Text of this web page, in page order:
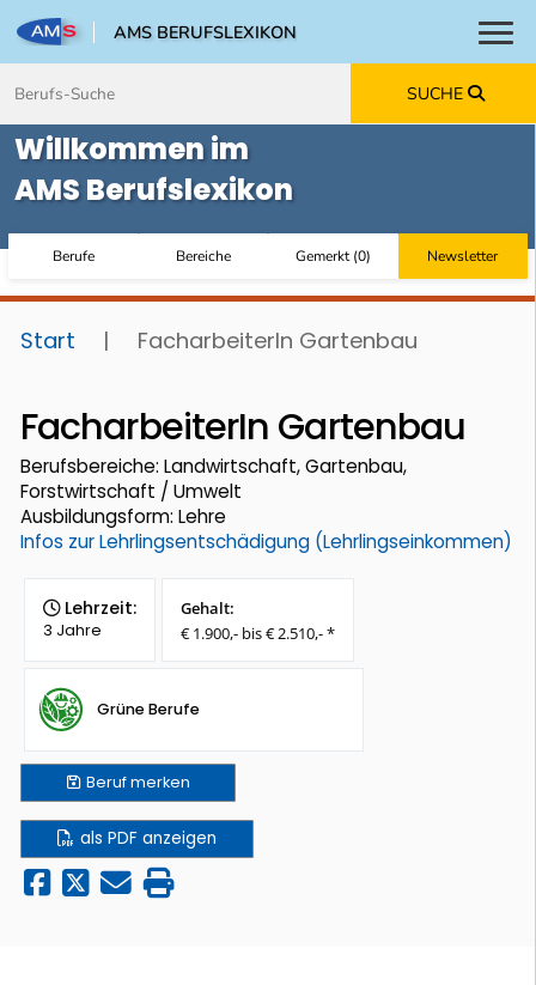
AMS BERUFSLEXIKON
SUCHE
Willkommen im
AMS Berufslexikon
Berufe Bereiche Gemerkt(0) Newsletter
Start | FacharbeiterIn Gartenbau
FacharbeiterIn Gartenbau
Berufsbereiche: Landwirtschaft, Gartenbau,
Forstwirtschaft / Umwelt
Ausbildungsform: Lehre
Infos zur Lehrlingsentschädigung (Lehrlingseinkommen)
Lehrzeit:
3 Jahre
Gehalt:
€ 1.900,- bis € 2.510,- *
Grüne Berufe
Berufmerken
als PDF anzeigen